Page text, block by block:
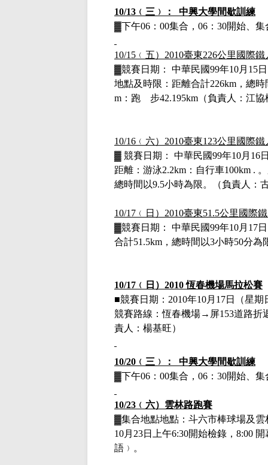
10/13 ﹙三﹚：
中興大學間歇訓練
▓下午06 ： 00集合， 06 ： 30開始、
10/15 ﹙五） 2010臺東226公里國際鐵
▓競賽日期： 中華民國99年10月 15
地點及時限：距離合計226km ，總
m ：跑 步42.195km （負責人：江
10/16 ﹙六） 2010臺東123公里國際鐵
▓ 競賽日期： 中華民國99年10月 16
距離：游泳2.2km ：自行車100km .
總時間以9.5小時為限。 （負責人：
10/17 ﹙日） 2010臺東51.5公里國際
▓競賽日期： 中華民國99年10月 17
合計51.5km ，總時間以3小時50分為
10/17 ﹙日） 2010恆春機場馬拉松賽
■競賽日期： 2010年10月 17日（星期
競賽路線：恆春機場→屏153道路折
責人：楊基旺）
10/20 ﹙三﹚：
中興大學間歇訓練
▓下午06 ： 00集合， 06 ： 30開始、
10/23 ﹙六） 雲林路跑賽
▓集合地點地點：斗六市棒球場及
10月23日上午6:30開始檢錄， 8:00 開
語﹚。